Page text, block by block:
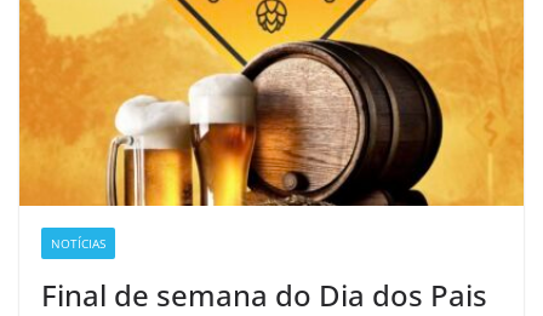
NOTÍCIAS
Final de semana do Dia dos Pais